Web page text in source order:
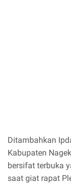
Ditambahkan
Kabupaten
bersifat terbuka
saat giat rapat